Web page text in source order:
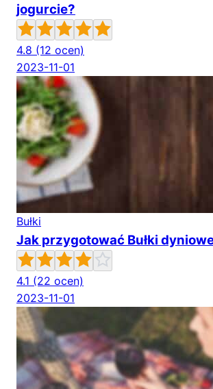
jogurcie?
4.8 (12 ocen)
2023-11-01
Bułki
Jak przygotować Bułki
4.1 (22 ocen)
2023-11-01